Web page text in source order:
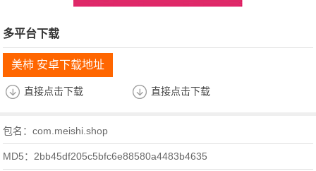
多平台下载
美柿 安卓下载地址
直接点击下载 直接点击下载
包名：com.meishi.shop
MD5：2bb45df205c5bfc6e88580a4483b4635